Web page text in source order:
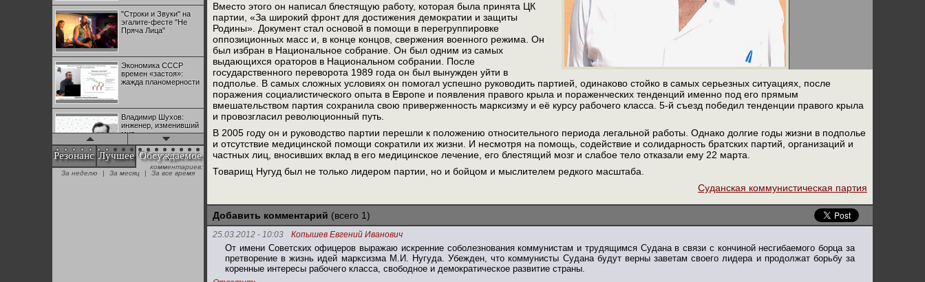
"Строки и Звуки" на
эгалите-фесте "Не
Пряча Лица"
Экономика СССР
времен «застоя»:
жажда планомерности
Владимир Шухов:
инженер, изменивший
мир
"Аркадий Коц" на
эгалите-фесте "Не
Резонанс Лучшее Обсуждаемое
комментариев:
За неделю
| За месяц | За все время
Вместо этого он написал блестящую работу, которая была принята ЦК
партии, «За широкий фронт для достижения демократии и защиты
Родины». Документ стал основой в помощи в перегруппировке
оппозиционных масс и, в конце концов, свержения военного режима. Он
был избран в Национальное собрание. Он был одним из самых
выдающихся ораторов в Национальном собрании. После
государственного переворота 1989 года он был вынужден уйти в
подполье. В самых сложных условиях он помогал успешно руководить партией, одинаково стойко в самых серьезных ситуациях, после
поражения социалистического опыта в Европе и появления правого крыла и пораженческих тенденций именно под его прямым
вмешательством партия сохранила свою приверженность марксизму и её курсу рабочего класса. 5-й съезд победил тенденции правого крыла
и провозгласил революционный путь.
В 2005 году он и руководство партии перешли к положению относительного периода легальной работы. Однако долгие годы жизни в подполье
и отсутствие медицинской помощи сократили их жизни. И несмотря на помощь, содействие и солидарность братских партий, организаций и
частных лиц, вносивших вклад в его медицинское лечение, его блестящий мозг и слабое тело отказали ему 22 марта.
Товарищ Нугуд был не только лидером партии, но и бойцом и мыслителем редкого масштаба.
Суданская коммунистическая партия
Добавить комментарий (всего 1)
25.03.2012 - 10:03 Копышев Евгений Иванович
От имени Советских офицеров выражаю искренние соболезнования коммунистам и трудящимся Судана в связи с кончиной несгибаемого борца за
претворение в жизнь идей марксизма М.И. Нугуда. Убежден, что коммунисты Судана будут верны заветам своего лидера и продолжат борьбу за
коренные интересы рабочего класса, свободное и демократическое развитие страны.